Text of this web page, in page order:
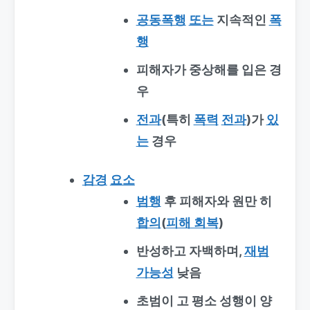
공동폭행 또는지속적인 폭
행
피해자가 중상해를 입은 경
우
전과(특히 폭력 전과)가있
는경우
감경 요소
범행 후 피해자와 원만 히
합의 (피해 회복)
반성하고 자백하며,재범
가능성 낮음
초범이 고 평소 성행이 양